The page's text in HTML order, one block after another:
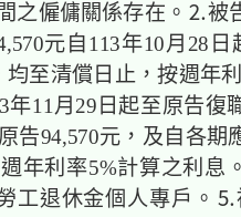
之僱傭關係存在。⒉被
元自113年10月28日
均至清償日止，按週年
11月29日起至原告復
告94,570元，及自各期
年利率5%計算之利
工退休金個人專戶。⒌